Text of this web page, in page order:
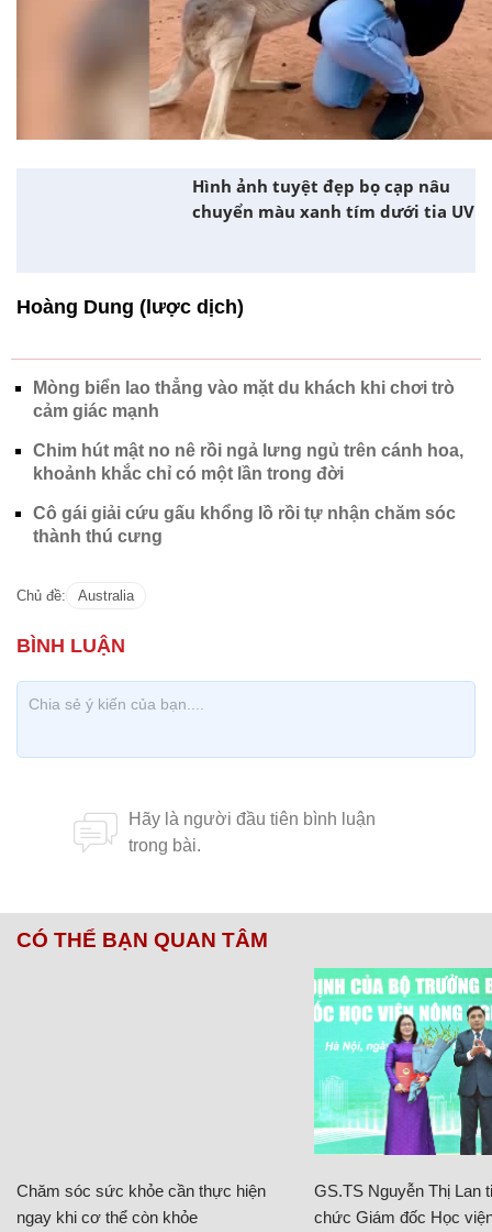
Hình ảnh tuyệt đẹp bọ cạp nâu
chuyển màu xanh tím dưới tia UV
Hoàng Dung (lược dịch)
Mòng biển lao thẳng vào mặt du khách khi chơi trò
cảm giác mạnh
Chim hút mật no nê rồi ngả lưng ngủ trên cánh hoa,
khoảnh khắc chỉ có một lần trong đời
Cô gái giải cứu gấu khổng lồ rồi tự nhận chăm sóc
thành thú cưng
Chủ đề: Australia
CÓ THỂ BẠN QUAN TÂM
Chăm sóc sức khỏe cần thực hiện
ngay khi cơ thể còn khỏe
GS.TS Nguyễn Thị Lan
chức Giám đốc Học